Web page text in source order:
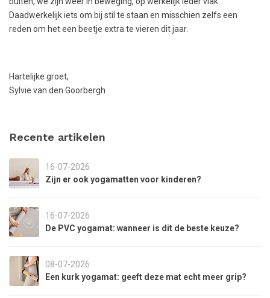
Daadwerkelijk iets om bij stil te staan en misschien zelfs een
reden om het een beetje extra te vieren dit jaar.
Hartelijke groet,
Sylvie van den Goorbergh
Recente artikelen
16-07-2026
Zijn er ook yogamatten voor kinderen?
16-07-2026
De PVC yogamat: wanneer is dit de beste keuze?
08-07-2026
Een kurk yogamat: geeft deze mat echt meer grip?